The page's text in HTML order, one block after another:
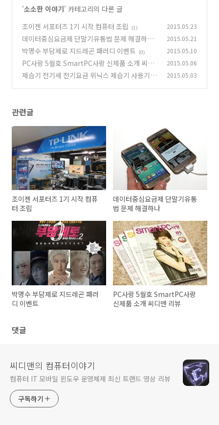
'소소한 이야기' 카테고리의 다른 글
조이젠 서포터즈 1기 시작 컴퓨터 조립
(1) 2015.05.23
데이터중심요금제 단말기유통법 문제 해결하나
(1)
2015.05.21
박명수 부담제로 지드레곤 패러디 이벤트 (0) 2015.05.10
PC사랑 5월호 SmartPC사랑 신제품 소개 씨디
맨 리뷰
(2)
2015.05.06
제습기 전기세 전기요금 위닉스 제습기 사용기 2015.05.03
관련글
조이젠 서포터즈 1기 시작 컴퓨
터 조립
데이터중심요금제 단말기유통
법 문제 해결하나
박명수 부담제로 지드레곤 패러
디 이벤트
PC사랑 5월호 SmartPC사랑
신제품 소개 씨디맨 리뷰
댓글
씨디맨의 컴퓨터이야기
컴퓨터 IT 모바일 윈도우 운영체제 최신 트랜드 영상 리뷰
구독하기